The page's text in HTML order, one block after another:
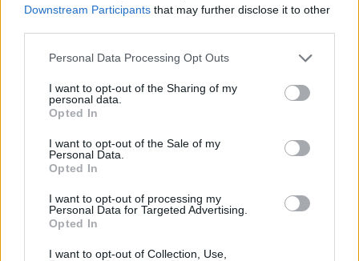
Downstream Participants that may further disclose it to other
Personal Data Processing Opt Outs
I want to opt-out of the Sharing of my
personal data.
Opted In
I want to opt-out of the Sale of my
Personal Data.
Opted In
I want to opt-out of processing my
Personal Data for Targeted Advertising.
Opted In
I want to opt-out of Collection, Use,
nem haladéktalanul jelentett be, ügyfél-
átvilágítási gyakorlata nem volt megfelelő, s
szűrőrendszere sem teljesen felelt meg a
A Magyar Nemzeti Bank (MNB) hivatalból célvizsgálatot
Bank) a hitelintézet pénzmosás- és
terrorizmusfinanszírozás-megelőzési tevékenységének
a vizsgálat lezárásáig terjedő időszakot tekintette át. Az
MNB az UniCredit Bank pénzmosás- és